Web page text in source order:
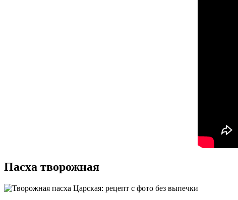
Пасха творожная